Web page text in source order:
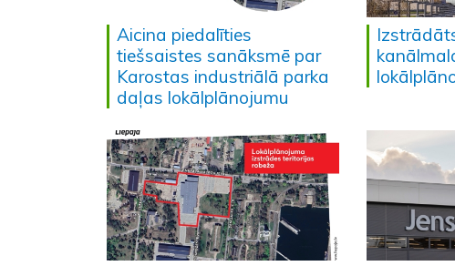
Aicina piedalīties
tiešsaistes sanāksmē par
Karostas industriālā parka
daļas lokālplānojumu